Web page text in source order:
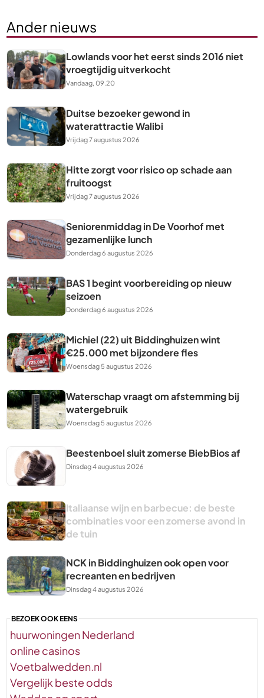
Ander nieuws
Lowlands voor het eerst sinds 2016 niet
vroegtijdig uitverkocht
Vandaag, 09.20
Duitse bezoeker gewond in
waterattractie Walibi
Vrijdag 7 augustus 2026
Hitte zorgt voor risico op schade aan
fruitoogst
Vrijdag 7 augustus 2026
Seniorenmiddag in De Voorhof met
gezamenlijke lunch
Donderdag 6 augustus 2026
BAS 1 begint voorbereiding op nieuw
seizoen
Donderdag 6 augustus 2026
Michiel (22) uit Biddinghuizen wint
€25.000 met bijzondere fles
Woensdag 5 augustus 2026
Waterschap vraagt om afstemming bij
watergebruik
Woensdag 5 augustus 2026
Beestenboel sluit zomerse BiebBios af
Dinsdag 4 augustus 2026
Italiaanse wijn en barbecue: de beste
combinaties voor een zomerse avond in
de tuin
NCK in Biddinghuizen ook open voor
recreanten en bedrijven
Dinsdag 4 augustus 2026
BEZOEK OOK EENS
huurwoningen Nederland
online casinos
Voetbalwedden.nl
Vergelijk beste odds